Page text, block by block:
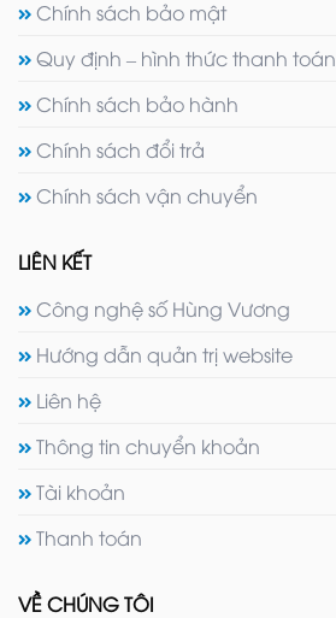
Chính sách bảo mật
Quy định – hình thức thanh toán
Chính sách bảo hành
Chính sách đổi trả
Chính sách vận chuyển
LIÊN KẾT
Công nghệ số Hùng Vương
Hướng dẫn quản trị website
Liên hệ
Thông tin chuyển khoản
Tài khoản
Thanh toán
VỀ CHÚNG TÔI